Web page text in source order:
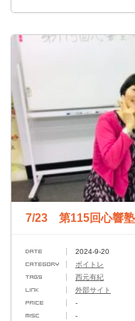
7/23 第115回心響塾
2024-9-20
ボイトレ
西元有紀
外部サイト
-
-